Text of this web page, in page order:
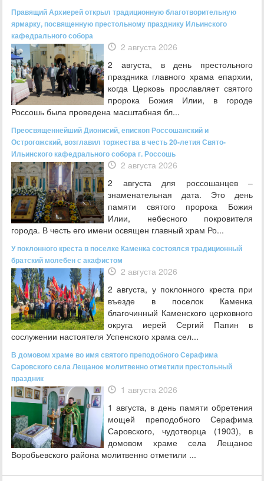
Правящий Архиерей открыл традиционную благотворительную
ярмарку, посвященную престольному празднику Ильинского
кафедрального собора
2 августа 2026
2 августа, в день престольного
праздника главного храма епархии,
когда Церковь прославляет святого
пророка Божия Илии, в городе
Россошь была проведена масштабная бл...
Преосвященнейший Дионисий, епископ Россошанский и
Острогожский, возглавил торжества в честь 20-летия Свято-
Ильинского кафедрального собора г. Россошь
2 августа 2026
2 августа для россошанцев –
знаменательная дата. Это день
памяти святого пророка Божия
Илии, небесного покровителя
города. В честь его имени освящен главный храм Ро...
У поклонного креста в поселке Каменка состоялся традиционный
братский молебен с акафистом
2 августа 2026
2 августа, у поклонного креста при
въезде в поселок Каменка
благочинный Каменского церковного
округа иерей Сергий Папин в
сослужении настоятеля Успенского храма сел...
В домовом храме во имя святого преподобного Серафима
Саровского села Лещаное молитвенно отметили престольный
праздник
1 августа 2026
1 августа, в день памяти обретения
мощей преподобного Серафима
Саровского, чудотворца (1903), в
домовом храме села Лещаное
Воробьевского района молитвенно отметили ...